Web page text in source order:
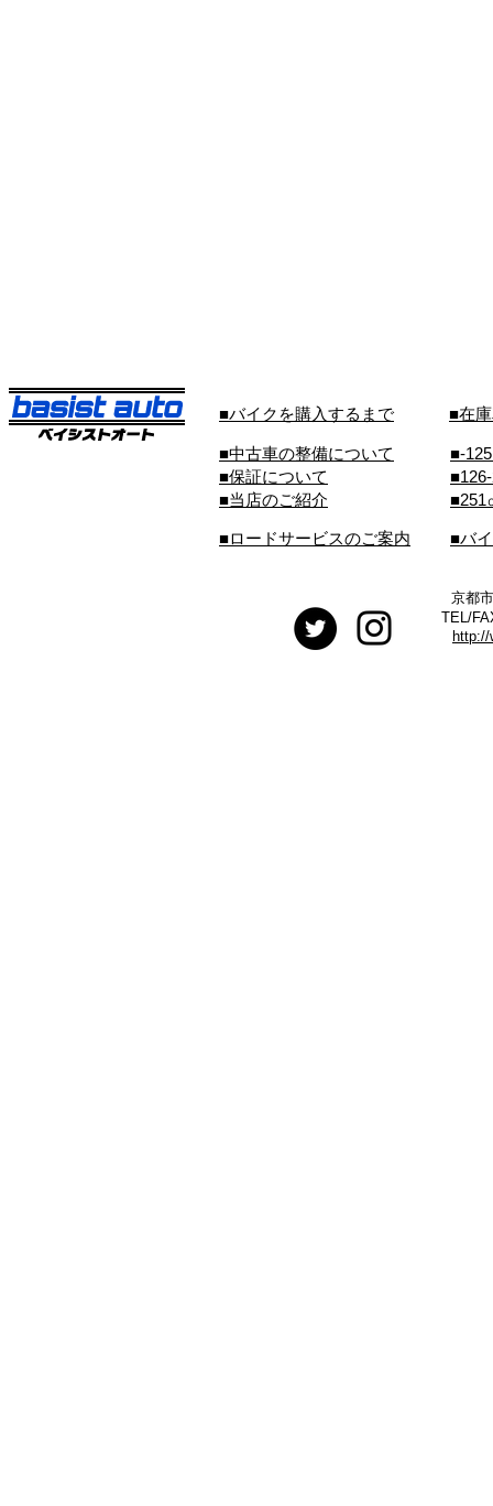
■バイクを購入するまで ■在
■中古車の整備について
■保証について
■当店のご紹介
■-
■251
■ロードサービスのご案内 ■バ
京都
TEL/